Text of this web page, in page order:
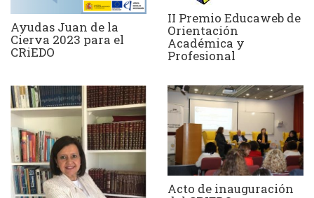
Ayudas Juan de la
Cierva 2023 para el
CRiEDO
II Premio Educaweb de
Orientación
Académica y
Profesional
Acto de inauguración